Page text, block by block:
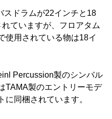
スドラムが22インチと18
ていますが、フロアタム
使用されている物は18イ
Percussion製のシンバル
TAMA製のエントリーモデ
に同梱されています。